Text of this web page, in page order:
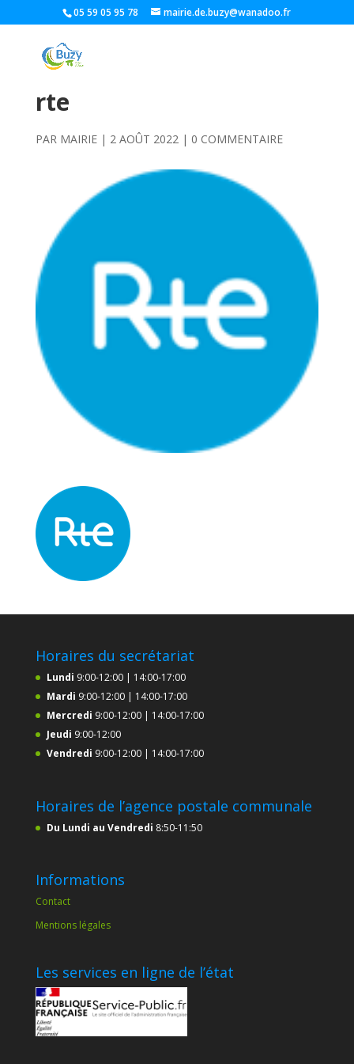
05 59 05 95 78 mairie.de.buzy@wanadoo.fr
rte
PAR MAIRIE| 2 AOÛT 2022| 0 COMMENTAIRE
Horaires du secrétariat
Lundi 9:00-12:00 | 14:00-17:00
Mardi 9:00-12:00 | 14:00-17:00
Mercredi 9:00-12:00 | 14:00-17:00
Jeudi 9:00-12:00
Vendredi 9:00-12:00 | 14:00-17:00
Horaires de l’agence postale communale
Du Lundi au Vendredi 8:50-11:50
Informations
Contact
Mentions légales
Les services en ligne de l’état